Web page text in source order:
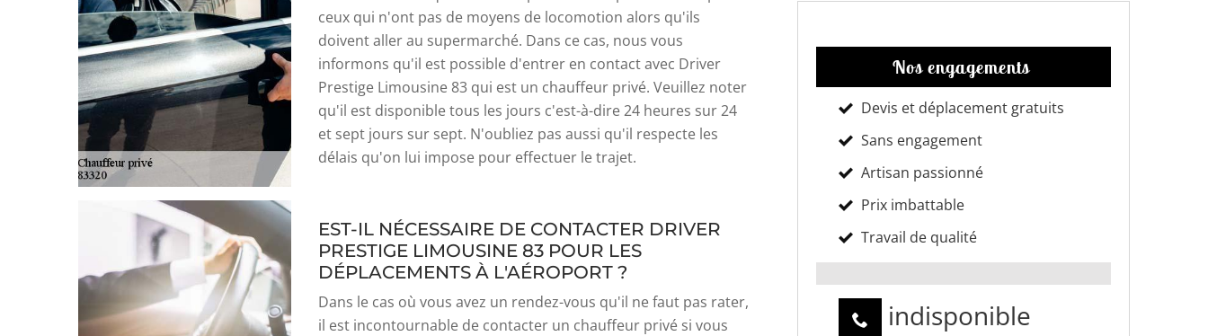
ceux qui n'ont pas de moyens de locomotion alors qu'ils
doivent aller au supermarché. Dans ce cas, nous vous
informons qu'il est possible d'entrer en contact avec Driver
Prestige Limousine 83 qui est un chauffeur privé. Veuillez noter
qu'il est disponible tous les jours c'est-à-dire 24 heures sur 24
et sept jours sur sept. N'oubliez pas aussi qu'il respecte les
délais qu'on lui impose pour effectuer le trajet.
EST-IL NÉCESSAIRE DE CONTACTER DRIVER
PRESTIGE LIMOUSINE 83 POUR LES
DÉPLACEMENTS À L'AÉROPORT ?
Dans le cas où vous avez un rendez-vous qu'il ne faut pas rater,
il est incontournable de contacter un chauffeur privé si vous
Nos engagements
Devis et déplacement gratuits
Sans engagement
Artisan passionné
Prix imbattable
Travail de qualité
indisponible